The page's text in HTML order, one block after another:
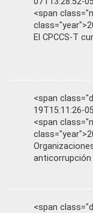
<span
El CPCCS-T
<span
19T15:11:26-
<span
anticorrupción
<span